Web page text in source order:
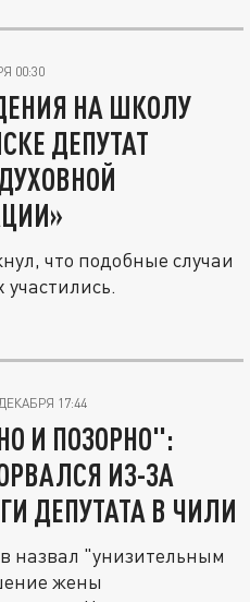
00:30
НА ШКОЛУ
ДЕПУТАТ
что подобные случаи
участились.
17:44
И ПОЗОРНО":
ИЗ-ЗА
ДЕПУТАТА В ЧИЛИ
назвал "унизительным
жены